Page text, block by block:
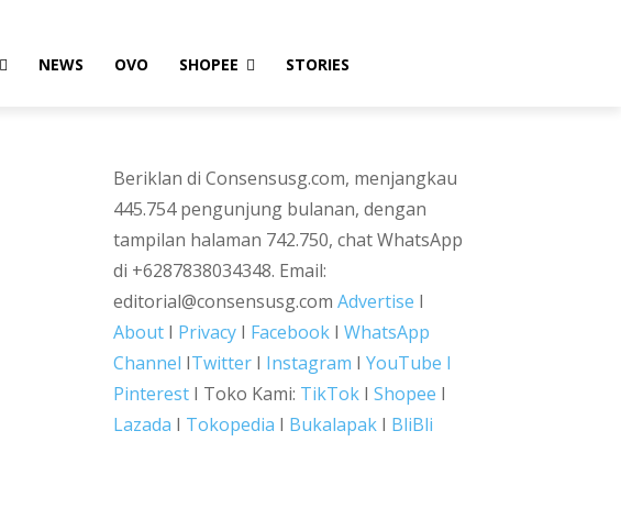
NEWS OVO SHOPEE STORIES
Beriklan di Consensusg.com, menjangkau
445.754 pengunjung bulanan, dengan
tampilan halaman 742.750, chat WhatsApp
di +6287838034348. Email:
editorial@consensusg.com Advertise I
About I Privacy I Facebook I WhatsApp
Channel ITwitter I Instagram I YouTube I
Pinterest I Toko Kami: TikTok I Shopee I
Lazada I Tokopedia I Bukalapak I BliBli